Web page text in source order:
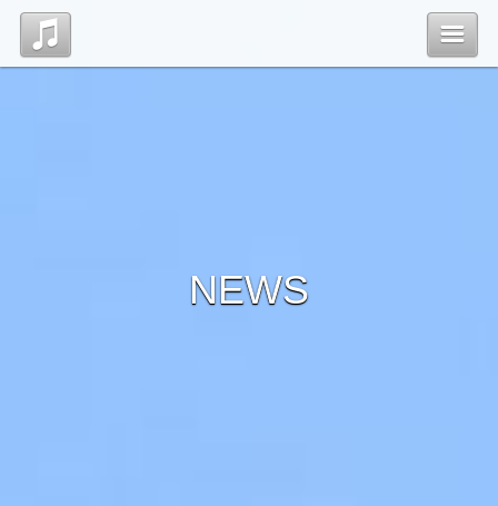
管理ページ
NEWS